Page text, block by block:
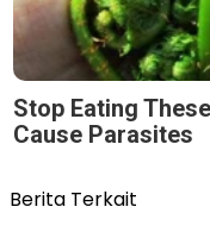
Stop Eating
Cause Parasites
Berita Terkait